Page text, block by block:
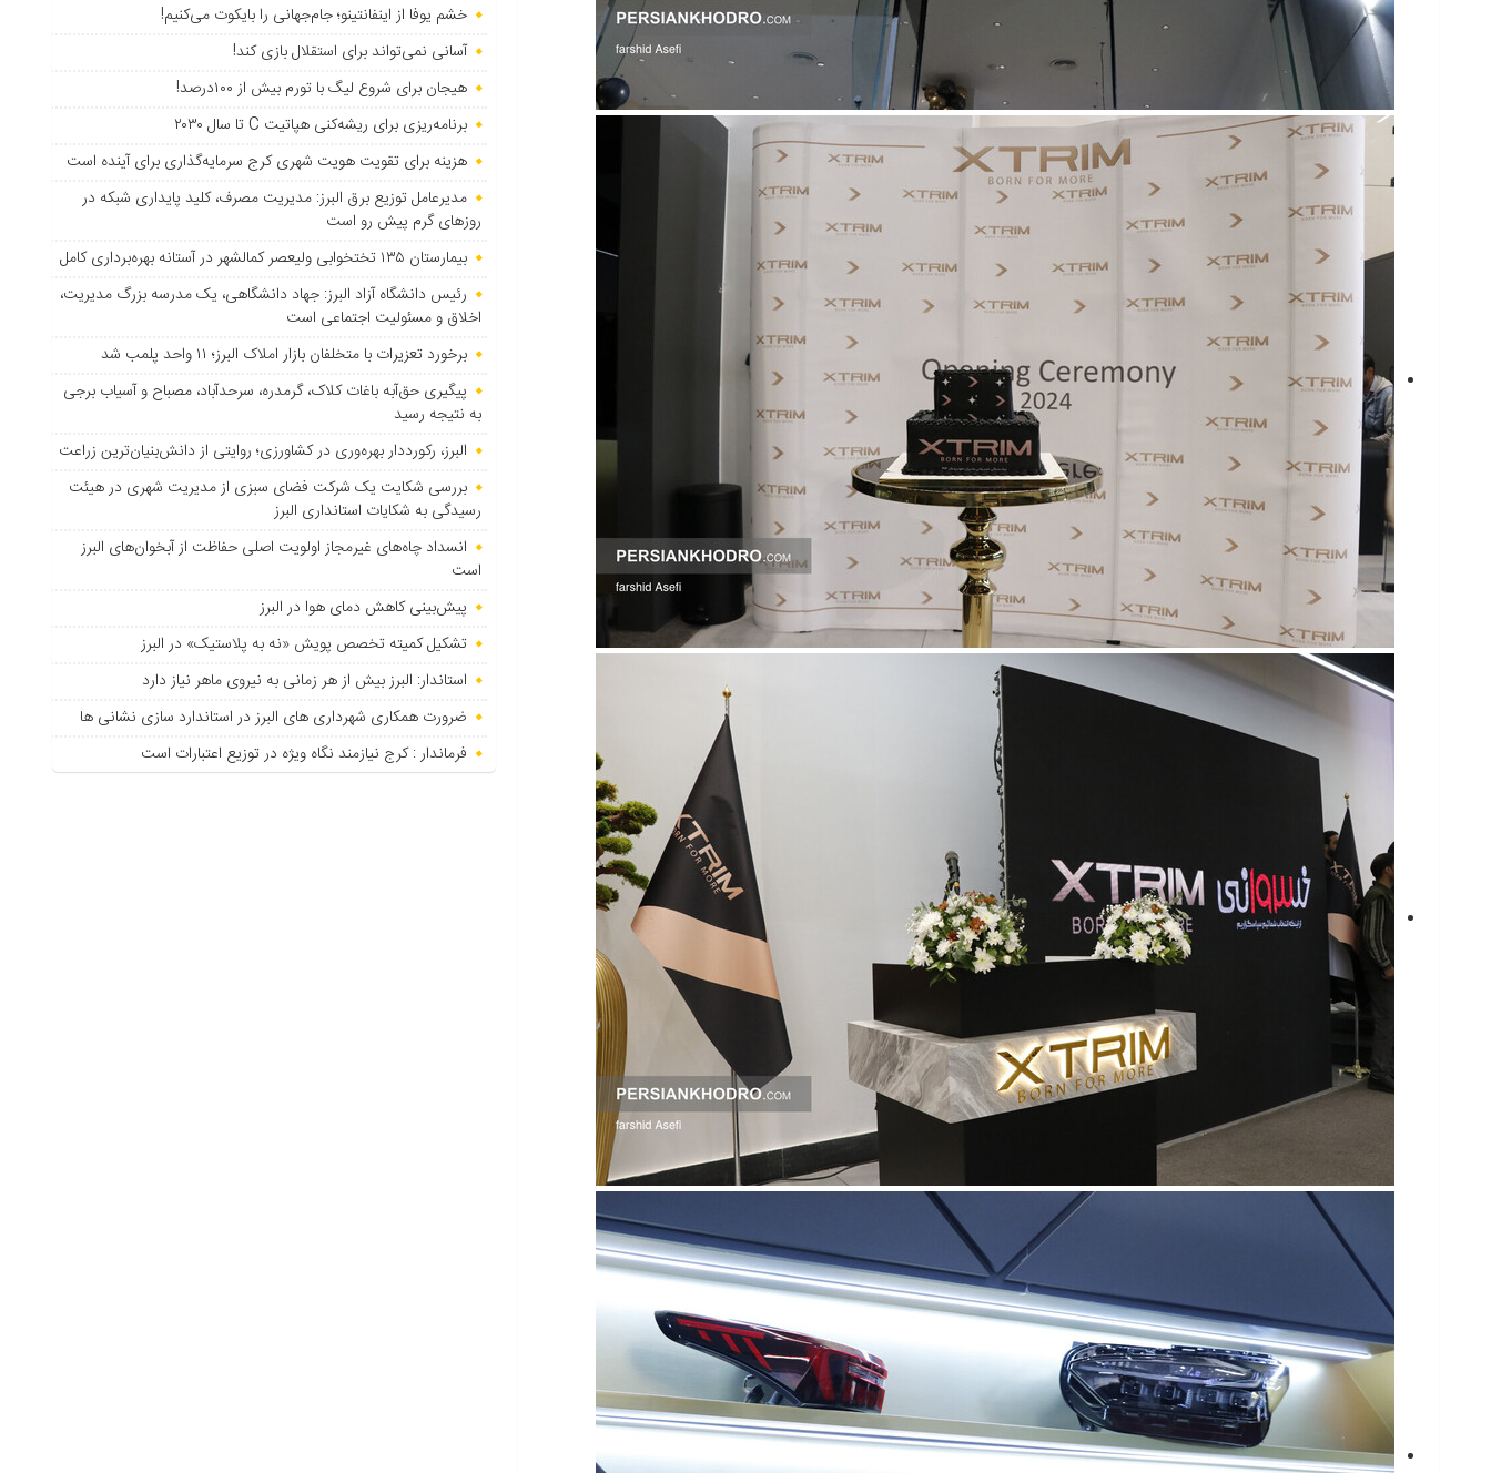
خشم یوفا از اینفانتینو؛ جام‌جهانی را بایکوت می‌کنیم!
آسانی نمی‌تواند برای استقلال بازی کند!
هیجان برای شروع لیگ با تورم بیش از ۱۰۰درصد!
برنامه‌ریزی برای ریشه‌کنی هپاتیت C تا سال ۲۰۳۰
هزینه برای تقویت هویت شهری کرج سرمایه‌گذاری برای آینده است
مدیرعامل توزیع برق البرز: مدیریت مصرف، کلید پایداری شبکه در
روزهای گرم پیش رو است
بیمارستان ۱۳۵ تختخوابی ولیعصر کمالشهر در آستانه بهره‌برداری کامل
رئیس دانشگاه آزاد البرز: جهاد دانشگاهی، یک مدرسه بزرگ مدیریت،
اخلاق و مسئولیت اجتماعی است
برخورد تعزیرات با متخلفان بازار املاک البرز؛ ۱۱ واحد پلمب شد
پیگیری حق‌آبه باغات کلاک، گرمدره، سرحدآباد، مصباح و آسیاب برجی
به نتیجه رسید
البرز، رکورددار بهره‌وری در کشاورزی؛ روایتی از دانش‌بنیان‌ترین زراعت
بررسی شکایت یک شرکت فضای سبزی از مدیریت شهری در هیئت
رسیدگی به شکایات استانداری البرز
انسداد چاه‌های غیرمجاز اولویت اصلی حفاظت از آبخوان‌های البرز
است
پیش‌بینی کاهش دمای هوا در البرز
تشکیل کمیته تخصص پویش «نه به پلاستیک» در البرز
استاندار: البرز بیش از هر زمانی به نیروی ماهر نیاز دارد
ضرورت همکاری شهرداری های البرز در استاندارد سازی نشانی ها
فرماندار : کرج نیازمند نگاه ویژه در توزیع اعتبارات است